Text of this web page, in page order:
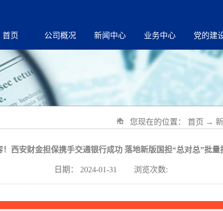
首页 公司概况 新闻中心 业务中心 党的建
您现在的位置： 首页 →
！西安财金担保携手交通银行成功 落地新版国担“总对总”批量
日期： 2024-01-31 浏览次数: